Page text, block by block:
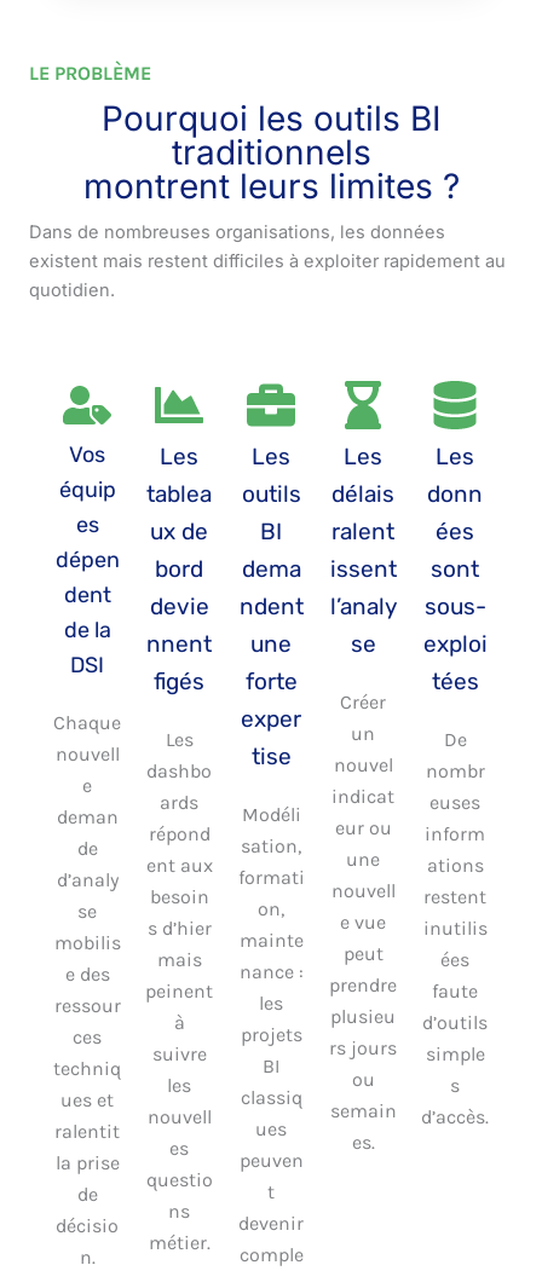
LE PROBLÈME
Pourquoi les outils BI
traditionnels
montrent leurs limites ?
Dans de nombreuses organisations, les données
existent mais restent difficiles à exploiter rapidement au
quotidien.
Vos
équip
es
dépen
dent
de la
DSI
Chaque
nouvell
e
deman
de
d’analy
se
mobilis
e des
ressour
ces
techniq
ues et
ralentit
la prise
de
décisio
n.
Les
tablea
ux de
bord
devie
nnent
figés
Les
dashbo
ards
répond
ent aux
besoin
s d’hier
mais
peinent
à
suivre
les
nouvell
es
questio
ns
métier.
Les
outils
BI
dema
ndent
une
forte
exper
tise
Modéli
sation,
formati
on,
mainte
nance :
les
projets
BI
classiq
ues
peuven
t
devenir
comple
Les
délais
ralent
issent
l’analy
se
Créer
un
nouvel
indicat
eur ou
une
nouvell
e vue
peut
prendre
plusieu
rs jours
ou
semain
es.
Les
donn
ées
sont
sous-
exploi
tées
De
nombr
euses
inform
ations
restent
inutilis
ées
faute
d’outils
simple
s
d’accès.